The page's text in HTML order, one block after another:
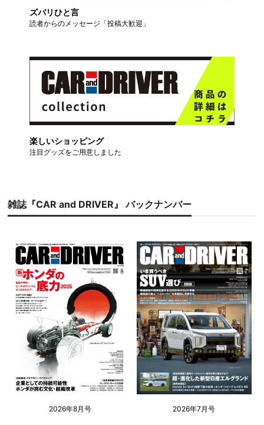
ズバリひと言
読者からのメッセージ「投稿大歓迎」
楽しいショッピング
注目グッズをご用意しました
雑誌『CAR and DRIVER』 バックナンバー
2026年8月号 2026年7月号